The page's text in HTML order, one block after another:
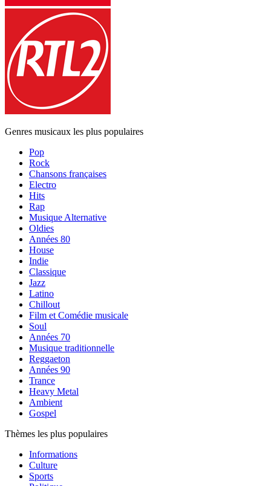
Genres musicaux les plus populaires
Pop
Rock
Chansons françaises
Electro
Hits
Rap
Musique Alternative
Oldies
Années 80
House
Indie
Classique
Jazz
Latino
Chillout
Film et Comédie musicale
Soul
Années 70
Musique traditionnelle
Reggaeton
Années 90
Trance
Heavy Metal
Ambient
Gospel
Thèmes les plus populaires
Informations
Culture
Sports